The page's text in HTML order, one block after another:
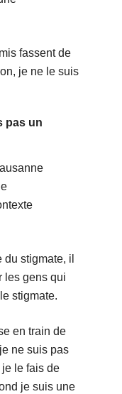
fassent de
je ne le suis
pas un
stigmate, il
les gens qui
stigmate.
en train de
ne suis pas
le fais de
je suis une